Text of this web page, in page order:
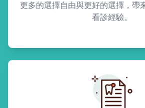
更多的選擇自由與更好的選擇，帶
看診經驗。